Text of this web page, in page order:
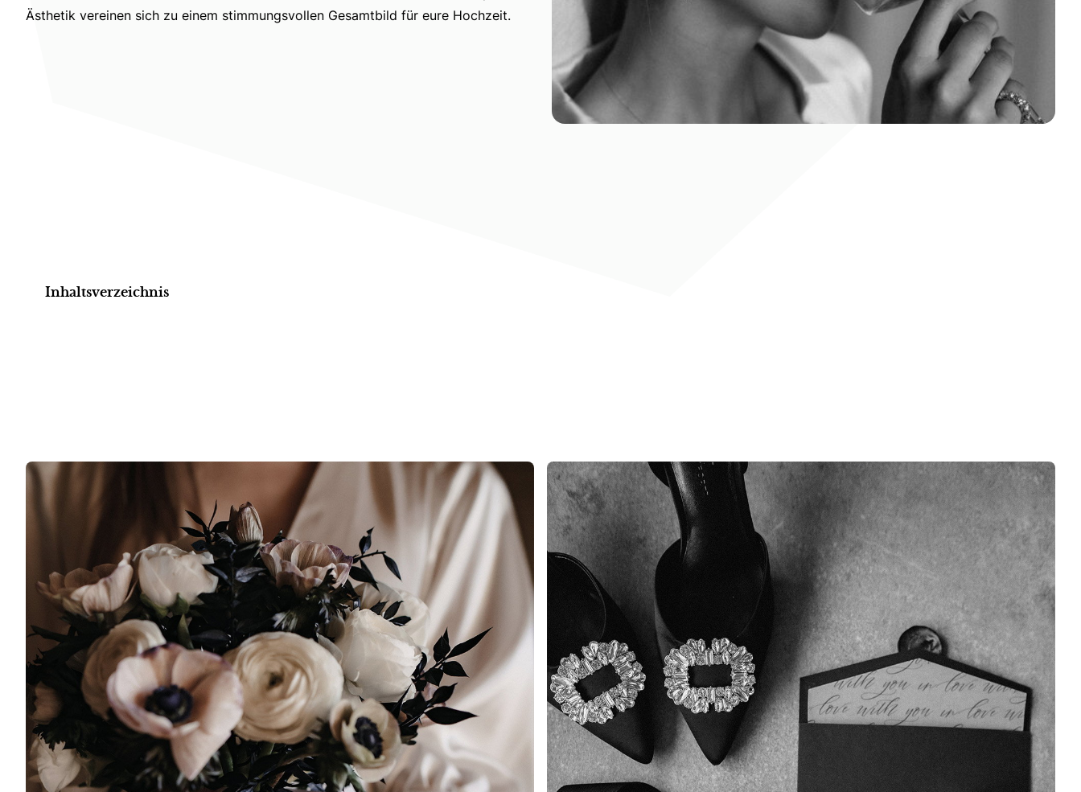
Ästhetik vereinen sich zu einem stimmungsvollen Gesamtbild für eure Hochzeit.
Inhaltsverzeichnis